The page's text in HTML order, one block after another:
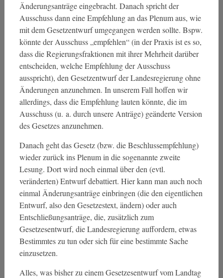
Änderungsanträge eingebracht. Danach spricht der
Ausschuss dann eine Empfehlung an das Plenum aus, wie
mit dem Gesetzentwurf umgegangen werden sollte. Bspw.
könnte der Ausschuss „empfehlen“ (in der Praxis ist es so,
dass die Regierungsfraktionen mit ihrer Mehrheit darüber
entscheiden, welche Empfehlung der Ausschuss
ausspricht), den Gesetzentwurf der Landesregierung ohne
Änderungen anzunehmen. In unserem Fall hoffen wir
allerdings, dass die Empfehlung lauten könnte, die im
Ausschuss (u. a. durch unsere Anträge) geänderte Version
des Gesetzes anzunehmen.
Danach geht das Gesetz (bzw. die Beschlussempfehlung)
wieder zurück ins Plenum in die sogenannte zweite
Lesung. Dort wird noch einmal über den (evtl.
veränderten) Entwurf debattiert. Hier kann man auch noch
einmal Änderungsanträge einbringen (die den eigentlichen
Entwurf, also den Gesetzestext, ändern) oder auch
Entschließungsanträge, die, zusätzlich zum
Gesetzesentwurf, die Landesregierung auffordern, etwas
Bestimmtes zu tun oder sich für eine bestimmte Sache
einzusetzen.
Alles, was bisher zu einem Gesetzesentwurf vom Landtag